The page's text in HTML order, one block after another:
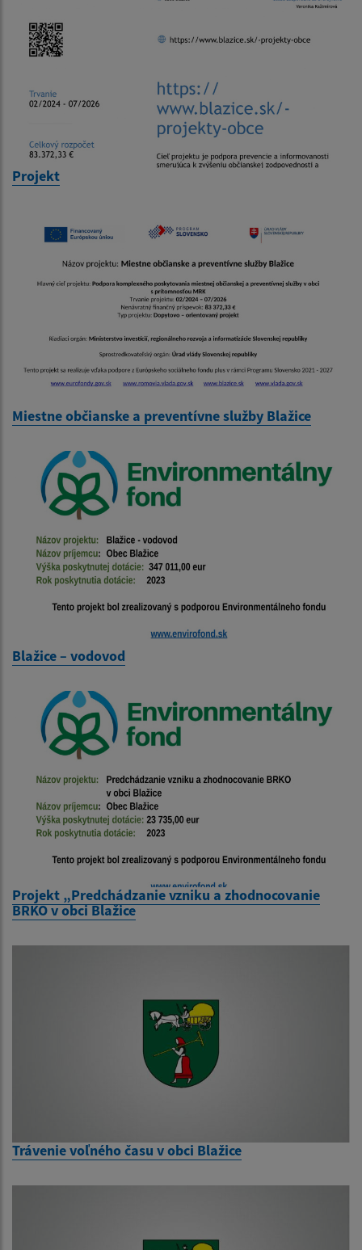
Projekt
Miestne občianske a preventívne služby Blažice
Blažice – vodovod
Projekt „Predchádzanie vzniku a zhodnocovanie
BRKO v obci Blažice
Trávenie voľného času v obci Blažice